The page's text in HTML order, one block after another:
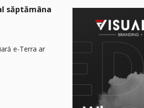
săptămâna
e-Terra ar